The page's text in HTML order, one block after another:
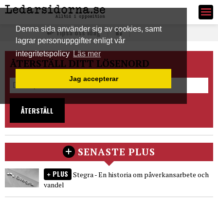
Denna sida använder sig av cookies, samt
lagrar personuppgifter enligt vår
integritetspolicyLäs mer
Jag accepterar
Ledarsidorna.se
Tipsa oss idag
ÅTERSTÄLL DITT LÖSENORD
ÅTERSTÄLL
SENASTE PLUS
PLUS Stegra - En historia om påverkansarbete och
vandel